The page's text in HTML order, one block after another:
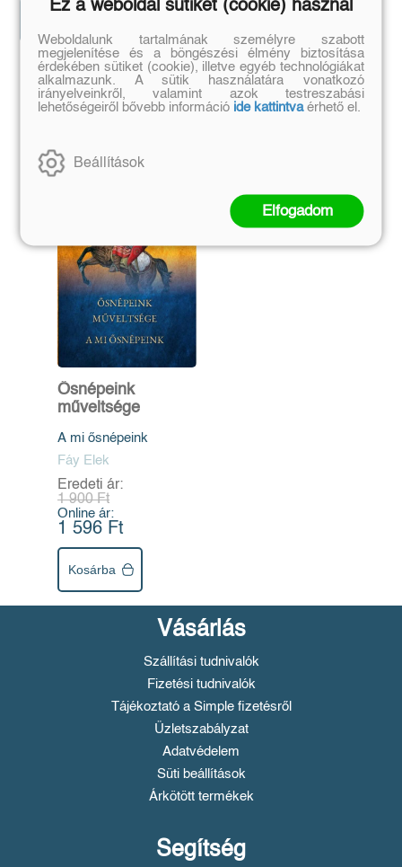
Szerző további művei
Ősnépeink
műveltsége
A mi ősnépeink
Fáy Elek
Eredeti ár:
1 900 Ft
Online ár:
1 596 Ft
Kosárba
Vásárlás
Szállítási tudnivalók
Fizetési tudnivalók
Tájékoztató a Simple fizetésről
Üzletszabályzat
Adatvédelem
Süti beállítások
Árkötött termékek
Segítség
Ez a weboldal sütiket (cookie) használ
Weboldalunk tartalmának személyre szabott
megjelenítése és a böngészési élmény biztosítása
érdekében sütiket (cookie), illetve egyéb technológiákat
alkalmazunk. A sütik használatára vonatkozó
irányelveinkről, valamint azok testreszabási
lehetőségeiről bővebb információ ide kattintvaérhető el.
Beállítások
Elfogadom